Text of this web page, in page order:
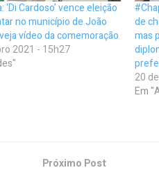
‘Di Cardoso’ vence eleição
no município de João
vídeo da comemoração
2021 - 15h27
de
mas
20
Em
Próximo Post